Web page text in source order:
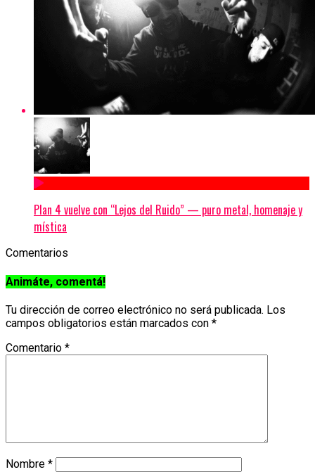
Plan 4 vuelve con “Lejos del Ruido” — puro metal, homenaje y
mística
Comentarios
Animáte, comentá!
Tu dirección de correo electrónico no será publicada. Los
campos obligatorios están marcados con *
Comentario *
Nombre *